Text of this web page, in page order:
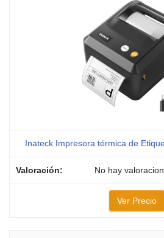
Inateck Impresora térmica de
No hay
Ver Precio